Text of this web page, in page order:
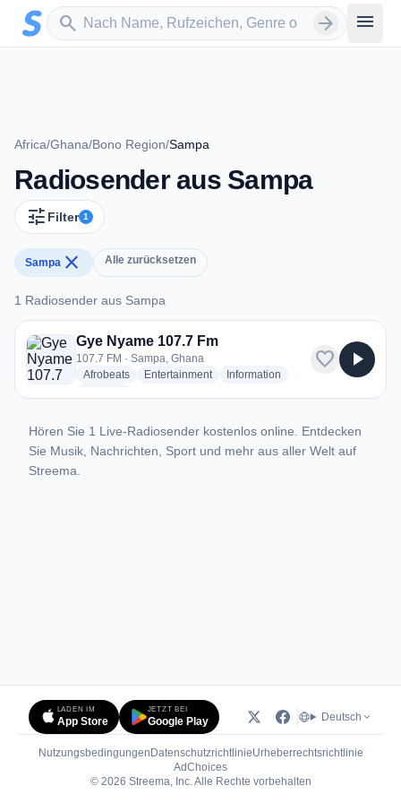
Zum Hauptinhalt springen
search
Sender suchen arrow_forward menu
Africa/Ghana/Bono Region/Sampa
Radiosender aus Sampa
tune Filter 1
Sampa close Alle zurücksetzen
1 Radiosender aus Sampa
1 Radiosender aus Sampa
Gye Nyame 107.7 Fm
107.7 FM · Sampa, Ghana
Afrobeatsradio stations
Entertainmentradio stations
Information radio stations
favorite play_arrow
Hören Sie 1 Live-Radiosender kostenlos online. Entdecken
Sie Musik, Nachrichten, Sport und mehr aus aller Welt auf
Streema.
LADEN IM
App Store
JETZT BEI
Google Play Deutsch
Nutzungsbedingungen DatenschutzrichtlinieUrheberrechtsrichtlinie
AdChoices(öffnet in neuem Tab)
© 2026 Streema, Inc. Alle Rechte vorbehalten